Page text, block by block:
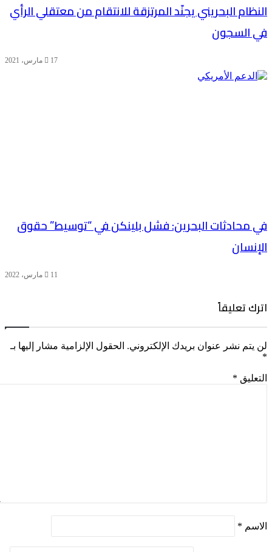
النظام البحريني يجنّد المرتزقة للانتقام من معتقلي الرأي
في السجون
17 مارس، 2021
في محادثات البحرين: فشل بلينكن في “توسيط” حقوق
الإنسان
11 مارس، 2022
اترك تعليقاً
لن يتم نشر عنوان بريدك الإلكتروني.
الحقول الإلزامية مشار إليها بـ
*
التعليق *
الاسم *